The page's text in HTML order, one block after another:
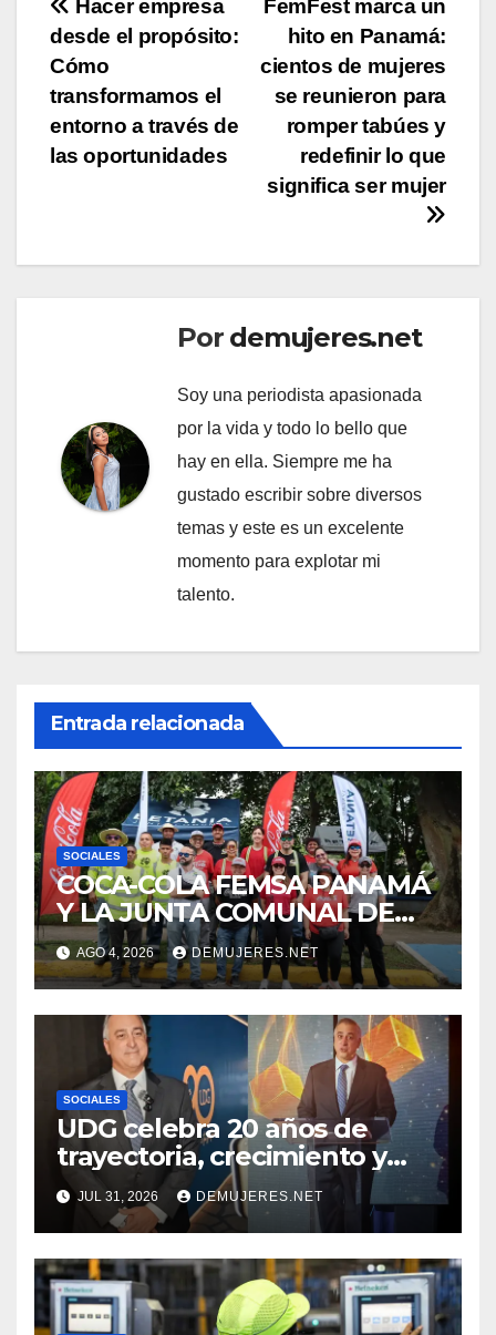
Navegación
de
entradas
FemFest marca un
hito en Panamá:
cientos de mujeres
se reunieron para
romper tabúes y
redefinir lo que
significa ser mujer
Hacer empresa
desde el propósito:
Cómo
transformamos el
entorno a través de
las oportunidades
Por demujeres.net
Soy una periodista apasionada
por la vida y todo lo bello que
hay en ella. Siempre me ha
gustado escribir sobre diversos
temas y este es un excelente
momento para explotar mi
talento.
Entrada relacionada
SOCIALES
COCA-COLA FEMSA PANAMÁ
Y LA JUNTA COMUNAL DE
BETANIA IMPULSAN
JORNADA DE LIMPIEZA
PARA FORTALECER EL
CUIDADO DE LOS ESPACIOS
COMUNITARIOS
AGO 4, 2026 DEMUJERES.NET
SOCIALES
UDG celebra 20 años de
trayectoria, crecimiento y
compromiso con Panamá
JUL 31, 2026 DEMUJERES.NET